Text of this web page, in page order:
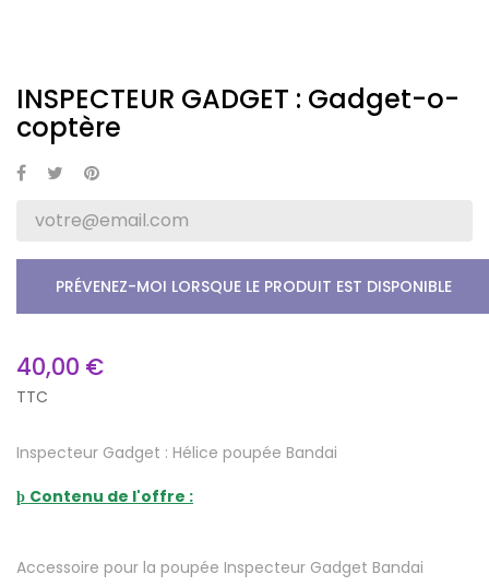
INSPECTEUR GADGET : Gadget-o-
coptère
PRÉVENEZ-MOI LORSQUE LE PRODUIT EST DISPONIBLE
40,00 €
TTC
Inspecteur Gadget : Hélice poupée Bandai
þ Contenu de l'offre :
Accessoire pour la poupée Inspecteur Gadget Bandai